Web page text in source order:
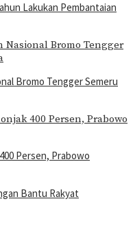
Lakukan Pembantaian
Bromo Tengger Semeru
Persen, Prabowo
Bantu Rakyat